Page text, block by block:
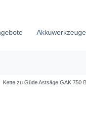
Akkuwerkzeuge
Kette zu Güde Astsäge GAK 750 B